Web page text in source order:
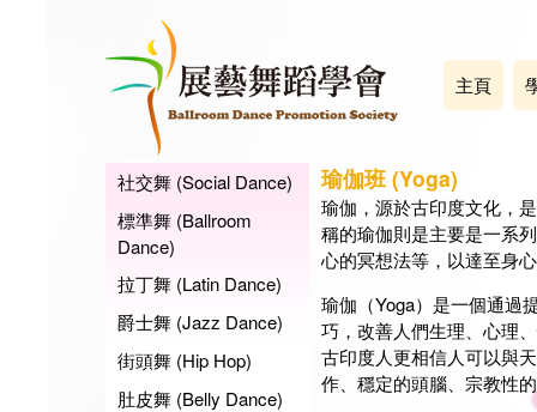
主頁
社交舞 (Social Dance)
標準舞 (Ballroom
Dance)
拉丁舞 (Latin Dance)
爵士舞 (Jazz Dance)
街頭舞 (Hip Hop)
肚皮舞 (Belly Dance)
瑜伽班 (Yoga)
瑜伽，源於古印度文化，
稱的瑜伽則是主要是一系
心的冥想法等，以達至身
瑜伽（Yoga）是一個通過
巧，改善人們生理、心理
古印度人更相信人可以與
作、穩定的頭腦、宗教性